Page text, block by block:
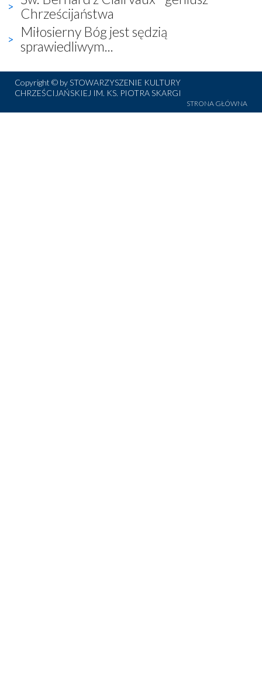
Chrześcijaństwa
Miłosierny Bóg jest sędzią
sprawiedliwym...
Copyright © by STOWARZYSZENIE KULTURY
CHRZEŚCIJAŃSKIEJ IM. KS. PIOTRA SKARGI
STRONA GŁÓWNA